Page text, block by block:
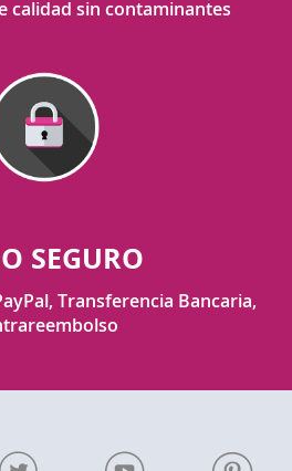
calidad sin contaminantes
SEGURO
Transferencia Bancaria,